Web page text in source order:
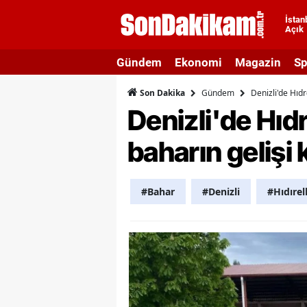
Açık
Gündem Ekonomi Magazin
Son Dakika Gündem Denizli'de
Denizli'de
baharın gelişi
#Bahar #Denizli